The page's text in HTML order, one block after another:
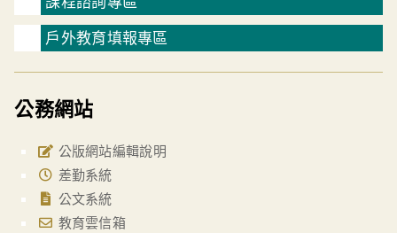
戶外教育填報專區
公務網站
公版網站編輯說明
差勤系統
公文系統
教育雲信箱